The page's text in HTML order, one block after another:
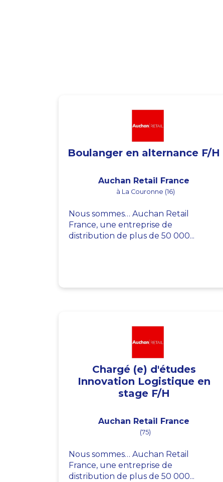
Boulanger en alternance F/H
Auchan Retail France
à La Couronne (16)
Nous sommes… Auchan Retail
France, une entreprise de
distribution de plus de 50 000...
Chargé (e) d'études
Innovation Logistique en
stage F/H
Auchan Retail France
(75)
Nous sommes… Auchan Retail
France, une entreprise de
distribution de plus de 50 000...